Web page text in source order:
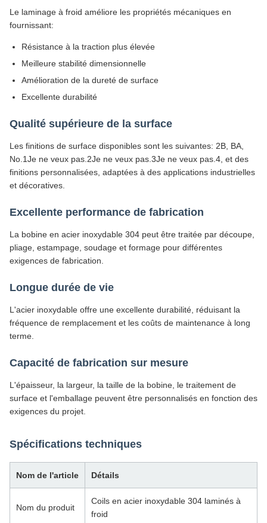
Le laminage à froid améliore les propriétés mécaniques en
fournissant:
Résistance à la traction plus élevée
Meilleure stabilité dimensionnelle
Amélioration de la dureté de surface
Excellente durabilité
Qualité supérieure de la surface
Les finitions de surface disponibles sont les suivantes: 2B, BA,
No.1Je ne veux pas.2Je ne veux pas.3Je ne veux pas.4, et des
finitions personnalisées, adaptées à des applications industrielles
et décoratives.
Excellente performance de fabrication
La bobine en acier inoxydable 304 peut être traitée par découpe,
pliage, estampage, soudage et formage pour différentes
exigences de fabrication.
Longue durée de vie
L'acier inoxydable offre une excellente durabilité, réduisant la
fréquence de remplacement et les coûts de maintenance à long
terme.
Capacité de fabrication sur mesure
L'épaisseur, la largeur, la taille de la bobine, le traitement de
surface et l'emballage peuvent être personnalisés en fonction des
exigences du projet.
Spécifications techniques
Nom de l'article Détails
Nom du produit
Coils en acier inoxydable 304 laminés à
froid